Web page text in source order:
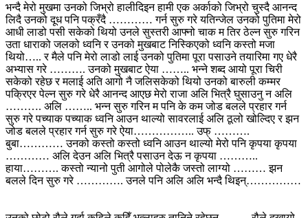
भन्दै मेरो मुखमा उनको जिभ्रो हालीदिइन हामी एक अर्काको जिभ्रो चुस्दै आनन्द
लिदै उनको दूध पनि पक्रँदै ………… गर्न सुरु गरे यतिन्जेल उनको पुतिमा मेरो
आधी लाडो पसी सकेको थियो उनले सुस्तरी आफ्नो चाक म तिर ठेल्न सुरु गरिन
उता धाराको जलको ध्वनि र उनको मुखबाट निस्किएको ध्वनि कस्तो मजा
थियो….. र मैले पनि मेरो लाडो लाई उनको पुतिमा पूरा पसाउने तयारिमा गए धेरै
अभ्यास गरे ………. उनको मुखबाट ऐया …….. भन्ने शब्द आयो पूरा चिरी
सकेको रहेछ र मलाई अति आगो नै जलिसकेको थियो उनको बारुली कम्मर
पक्रिएर पेल्न सुरु गरे धेरै आनन्द आएछ मेरो राजा अलि भित्रै घुसाउनु न अलि
………. अलि …….. भन्न सुरु गरिन म पनि के कम जोड बलले प्रहार गर्न
सुरु गरे पच्याक पच्याक ध्वनि आउन थाल्यो सावरलाई अलि ठूलो खोल्दिए र झन
जोड बलले प्रहार गर्न सुरु गरे ऐया…………….. उफ् ……….
बुबा………… उनको कस्तो कस्तो ध्वनि आउन थाल्यो मेरो पनि कृपया कृपया
………… अलि देउन अलि भित्रै पसाउन देऊ न कृपया ………..
हाया………. कस्तो न्यानो पुती आगोले पोलेकै जस्तो लाग्यो ……… झन
बलले दिन सुरु गरे …………. उनले पनि अलि अलि भन्दै थिइन्……………